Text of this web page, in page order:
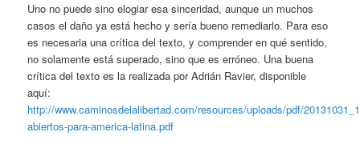
Uno no puede sino elogiar esa sinceridad, aunque un muchos
casos el daño ya está hecho y sería bueno remediarlo. Para eso
es necesaria una crítica del texto, y comprender en qué sentido,
no solamente está superado, sino que es erróneo. Una buena
crítica del texto es la realizada por Adrián Ravier, disponible
aquí:
http://www.caminosdelalibertad.com/resources/uploads/pdf/
abiertos-para-america-latina.pdf